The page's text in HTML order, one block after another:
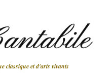
classique et d'arts vivants